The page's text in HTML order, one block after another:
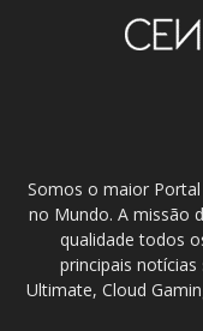
Somos o maior
no Mundo. A missão
qualidade todos
principais notícias
Ultimate, Cloud